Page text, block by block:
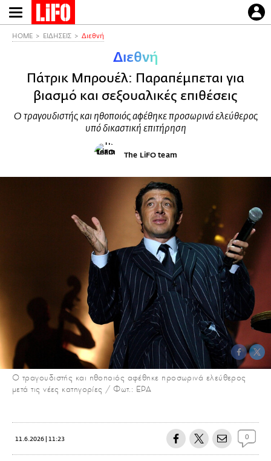
Παράκαμψη
προς
HOME ΕΙΔΗΣΕΙΣ Διεθνή
Διεθνή
Πάτρικ Μπρουέλ: Παραπέμπεται για
βιασμό και σεξουαλικές επιθέσεις
Ο τραγουδιστής και ηθοποιός αφέθηκε προσωρινά ελεύθερος
υπό δικαστική επιτήρηση
The LiFO team
Ο τραγουδιστής και ηθοποιός αφέθηκε προσωρινά ελεύθερος
μετά τις νέες κατηγορίες / Φωτ.: EPA
11.6.2026 | 11:23 0